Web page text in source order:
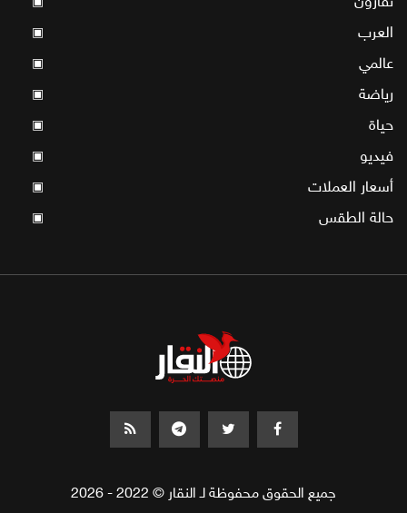
العرب ▣
عالمي ▣
رياضة ▣
حياة ▣
فيديو ▣
أسعار العملات ▣
حالة الطقس ▣
جميع الحقوق محفوظة لـ النقار © 2022 - 2026